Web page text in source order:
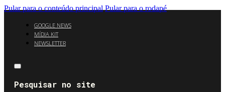
Pular para o conteúdo principal Pular para o rodapé
GOOGLE NEWS
MÍDIA KIT
NEWSLETTER
Pesquisar no site